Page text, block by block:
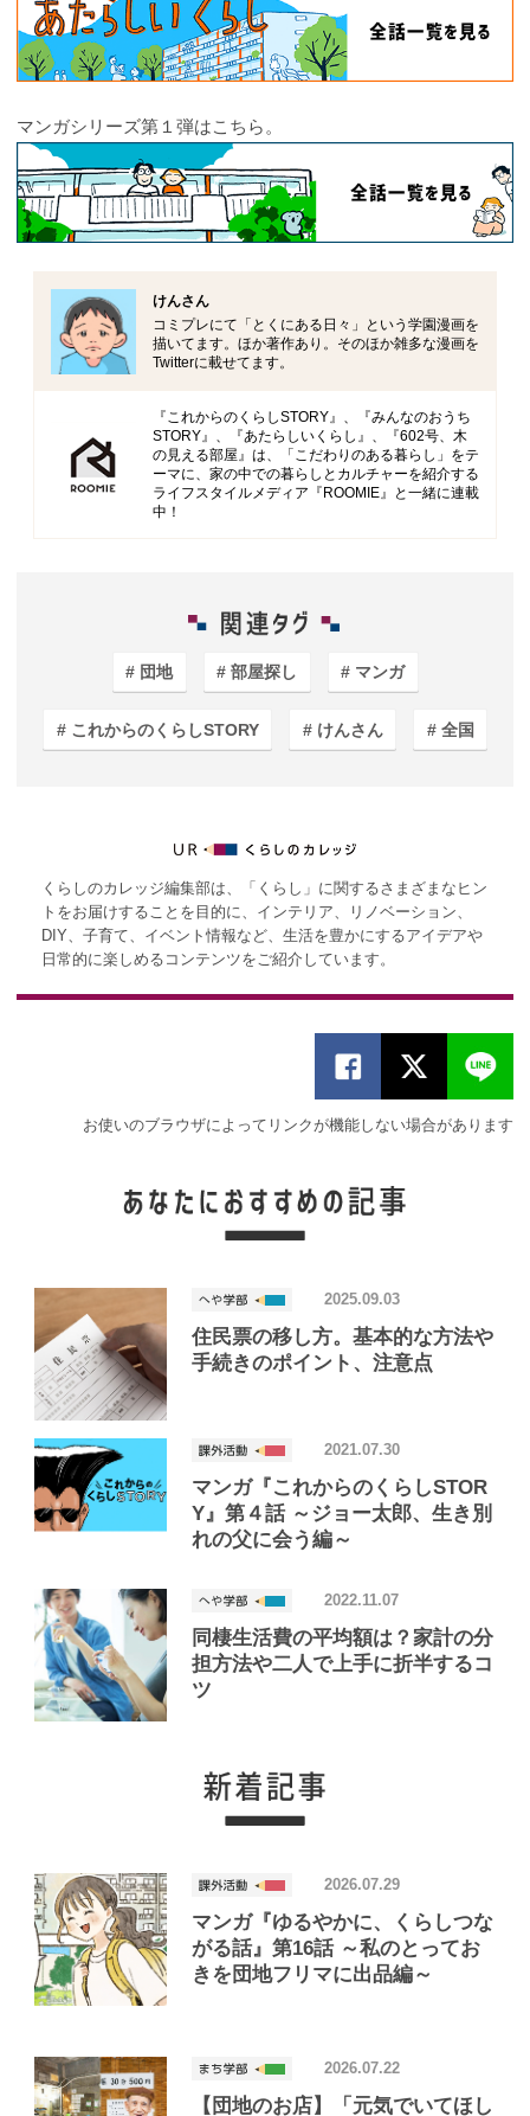
マンガシリーズ第１弾はこちら。
けんさん
コミプレにて「とくにある日々」という学園漫画を
描いてます。ほか著作あり。そのほか雑多な漫画を
Twitterに載せてます。
『これからのくらしSTORY』、『みんなのおうち
STORY』、『あたらしいくらし』、『602号、木
の見える部屋』は、「こだわりのある暮らし」をテ
ーマに、家の中での暮らしとカルチャーを紹介する
ライフスタイルメディア『ROOMIE』と一緒に連載
中！
団地 部屋探し マンガ
これからのくらしSTORY けんさん 全国
くらしのカレッジ編集部は、「くらし」に関するさまざまなヒン
トをお届けすることを目的に、インテリア、リノベーション、
DIY、子育て、イベント情報など、生活を豊かにするアイデアや
日常的に楽しめるコンテンツをご紹介しています。
お使いのブラウザによってリンクが機能しない場合があります
住民票の移し方。基本的な方法や
手続きのポイント、注意点
2025.09.03
マンガ『これからのくらしSTOR
Y』第４話 ～ジョー太郎、生き別
れの父に会う編～
2021.07.30
同棲生活費の平均額は？家計の分
担方法や二人で上手に折半するコ
ツ
2022.11.07
マンガ『ゆるやかに、くらしつな
がる話』第16話 ～私のとってお
きを団地フリマに出品編～
2026.07.29
【団地のお店】「元気でいてほし
2026.07.22